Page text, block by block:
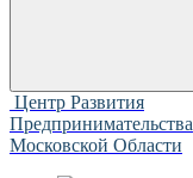
Центр Развития
Предпринимательства
Московской Области